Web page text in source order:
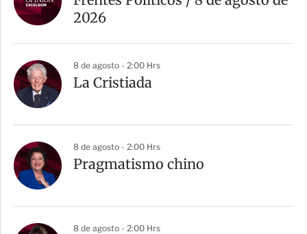
2026
8 de agosto - 2:00 Hrs
La Cristiada
8 de agosto - 2:00 Hrs
Pragmatismo chino
8 de agosto - 2:00 Hrs